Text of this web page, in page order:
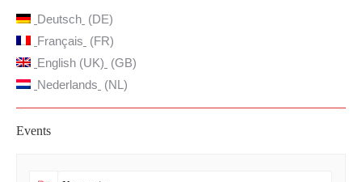
Deutsch
DE
Français
FR
English (UK)
GB
Nederlands
NL
Events